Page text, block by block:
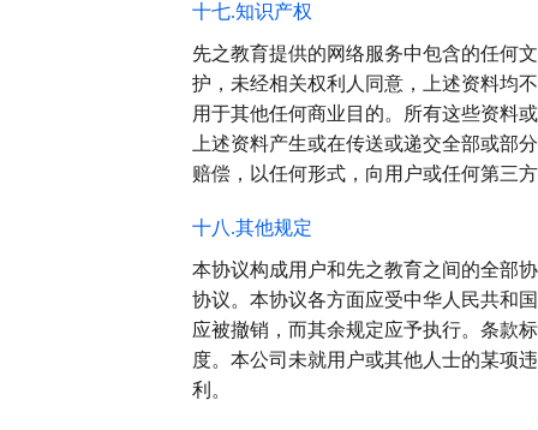
十七.知识产权
先之教育提供的网络服务中包含的任何
护，未经相关权利人同意，上述资料均
用于其他任何商业目的。所有这些资料
上述资料产生或在传送或递交全部或部
赔偿，以任何形式，向用户或任何第三
十八.其他规定
本协议构成用户和先之教育之间的全部
协议。本协议各方面应受中华人民共和
应被撤销，而其余规定应予执行。条款
度。本公司未就用户或其他人士的某项
利。